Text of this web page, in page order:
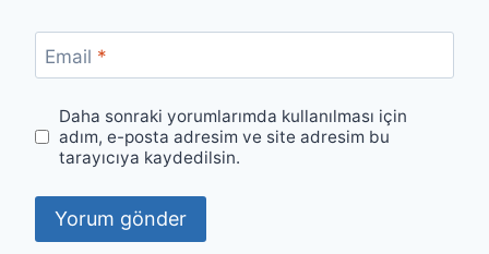
Email *
Daha sonraki yorumlarımda kullanılması için
adım, e-posta adresim ve site adresim bu
tarayıcıya kaydedilsin.